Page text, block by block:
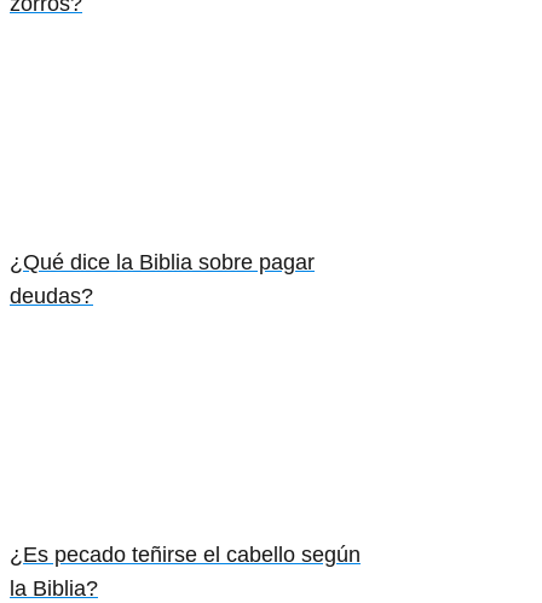
¿Qué dice la Biblia sobre pagar
deudas?
¿Es pecado teñirse el cabello según
la Biblia?